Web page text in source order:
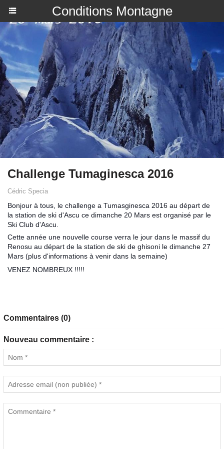
Conditions Montagne
Challenge Tumaginesca 2016
Cédric Specia
Bonjour à tous, le challenge a Tumasginesca 2016 au départ de
la station de ski d'Ascu ce dimanche 20 Mars est organisé par le
Ski Club d'Ascu.
Cette année une nouvelle course verra le jour dans le massif du
Renosu au départ de la station de ski de ghisoni le dimanche 27
Mars (plus d'informations à venir dans la semaine)
VENEZ NOMBREUX !!!!!
Commentaires (0)
Nouveau commentaire :